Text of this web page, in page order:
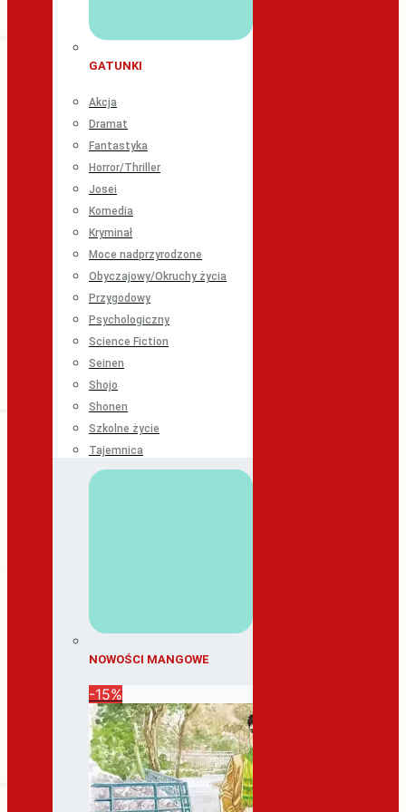
GATUNKI
Akcja
Dramat
Fantastyka
Horror/Thriller
Josei
Komedia
Kryminał
Moce nadprzyrodzone
Obyczajowy/Okruchy życia
Przygodowy
Psychologiczny
Science Fiction
Seinen
Shojo
Shonen
Szkolne życie
Tajemnica
NOWOŚCI MANGOWE
-15%